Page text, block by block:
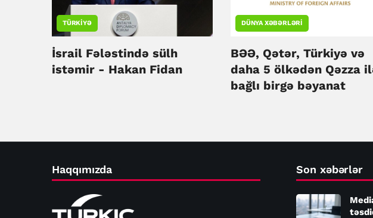
TÜRKIYƏ
İsrail Fələstində sülh
istəmir - Hakan Fidan
DÜNYA XƏBƏRLƏRI
BƏƏ, Qətər, Türkiyə və
daha 5 ölkədən Qəzza
bağlı birgə bəyanat
Haqqımızda Son xəbərlər